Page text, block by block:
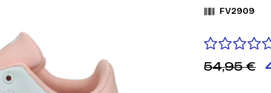
FV2909
54,95 €